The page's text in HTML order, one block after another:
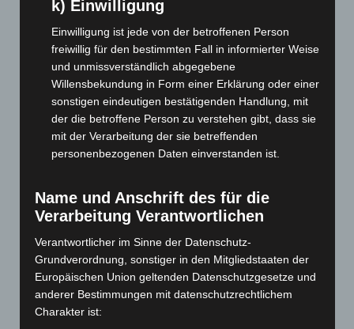
August 2025(90)
Juli 2025(90)
Juni 2025(103)
Mai 2025
(112)
April 2025(88)
März 2025(111)
(96)
Dezember 2024(89)
November 2024(94)
Oktober 2024(93)
September 2024(112)
August 2024(107)
Juli 2024(89)
k) Einwilligung
Einwilligung ist jede von der betroffenen Person
freiwillig für den bestimmten Fall in informierter Weise
und unmissverständlich abgegebene
Willensbekundung in Form einer Erklärung oder einer
sonstigen eindeutigen bestätigenden Handlung, mit
der die betroffene Person zu verstehen gibt, dass sie
mit der Verarbeitung der sie betreffenden
personenbezogenen Daten einverstanden ist.
Name und Anschrift des für die
Verarbeitung Verantwortlichen
Verantwortlicher im Sinne der Datenschutz-
Grundverordnung, sonstiger in den Mitgliedstaaten der
Europäischen Union geltenden Datenschutzgesetze und
anderer Bestimmungen mit datenschutzrechtlichem
Charakter ist: